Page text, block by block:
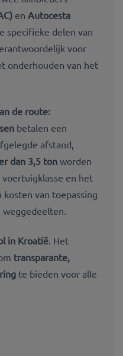
en Autocesta
specifieke delen van
voor
onderhouden van het
de route:
betalen een
afstand,
dan 3,5 ton worden
en het
kosten van toepassing
in Kroatië. Het
transparante,
te bieden voor alle